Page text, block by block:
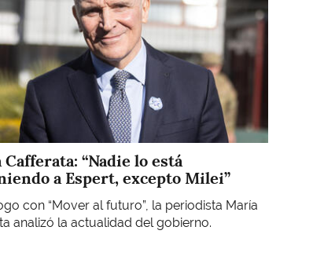
“Nadie lo está
a Espert, excepto Milei”
con “Mover al futuro”, la periodista María
analizó la actualidad del gobierno.